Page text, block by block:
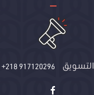
التسويق +218 917120296